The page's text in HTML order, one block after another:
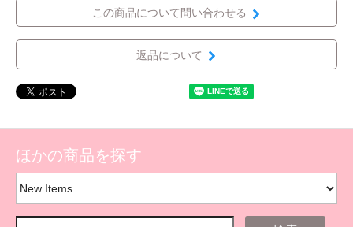
この商品について問い合わせる
返品について
ほかの商品を探す